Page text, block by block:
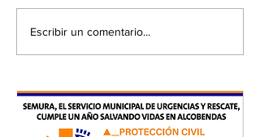
Escribir un comentario...